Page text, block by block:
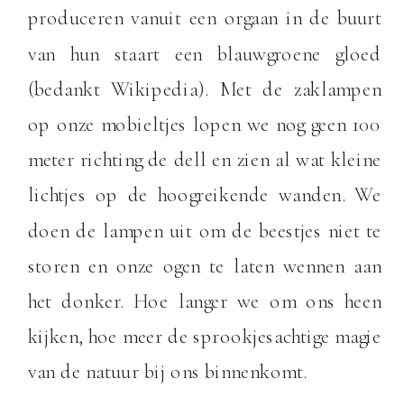
produceren vanuit een orgaan in de buurt
van hun staart een blauwgroene gloed
(bedankt Wikipedia). Met de zaklampen
op onze mobieltjes lopen we nog geen 100
meter richting de dell en zien al wat kleine
lichtjes op de hoogreikende wanden. We
doen de lampen uit om de beestjes niet te
storen en onze ogen te laten wennen aan
het donker. Hoe langer we om ons heen
kijken, hoe meer de sprookjesachtige magie
van de natuur bij ons binnenkomt.